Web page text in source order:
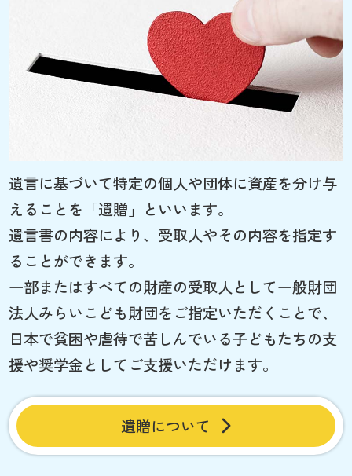
遺言に基づいて特定の個人や団体に資産を分け与
えることを「遺贈」といいます。
遺言書の内容により、受取人やその内容を指定す
ることができます。
一部またはすべての財産の受取人として一般財団
法人みらいこども財団をご指定いただくことで、
日本で貧困や虐待で苦しんでいる子どもたちの支
援や奨学金としてご支援いただけます。
遺贈について